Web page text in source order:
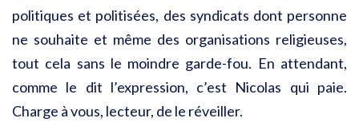
politiques et politisées, des syndicats dont personne
ne souhaite et même des organisations religieuses,
tout cela sans le moindre garde-fou. En attendant,
comme le dit l’expression, c’est Nicolas qui paie.
Charge à vous, lecteur, de le réveiller.